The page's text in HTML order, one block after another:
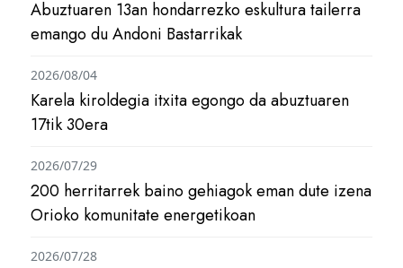
Abuztuaren 13an hondarrezko eskultura tailerra
emango du Andoni Bastarrikak
Karela kiroldegia itxita egongo da abuztuaren
17tik 30era
2026/08/04
200 herritarrek baino gehiagok eman dute izena
Orioko komunitate energetikoan
2026/07/29
2026/07/28